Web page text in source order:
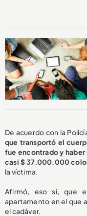
De acuerdo con la
que transportó el
fue encontrado y
casi $ 37.000.000
la víctima.
Afirmó, eso sí, que
apartamento en el que
el cadáver.